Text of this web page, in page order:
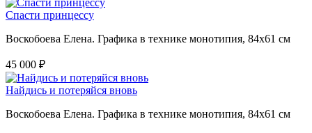
Спасти принцессу
Воскобоева Елена. Графика в технике монотипия, 84х61 см
45 000 ₽
Найдись и потеряйся вновь
Воскобоева Елена. Графика в технике монотипия, 84х61 см